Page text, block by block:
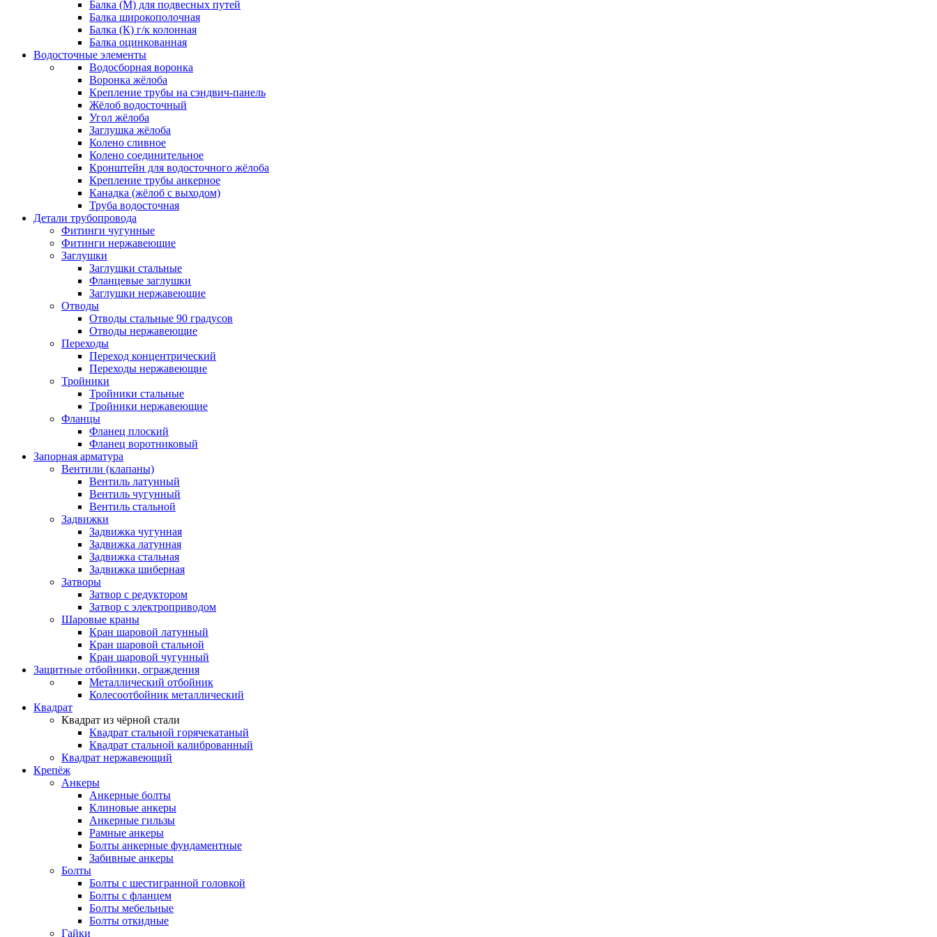
Балка (М) для подвесных путей
Балка широкополочная
Балка (К) г/к колонная
Балка оцинкованная
Водосточные элементы
Водосборная воронка
Воронка жёлоба
Крепление трубы на сэндвич-панель
Жёлоб водосточный
Угол жёлоба
Заглушка жёлоба
Колено сливное
Колено соединительное
Кронштейн для водосточного жёлоба
Крепление трубы анкерное
Канадка (жёлоб с выходом)
Труба водосточная
Детали трубопровода
Фитинги чугунные
Фитинги нержавеющие
Заглушки
Заглушки стальные
Фланцевые заглушки
Заглушки нержавеющие
Отводы
Отводы стальные 90 градусов
Отводы нержавеющие
Переходы
Переход концентрический
Переходы нержавеющие
Тройники
Тройники стальные
Тройники нержавеющие
Фланцы
Фланец плоский
Фланец воротниковый
Запорная арматура
Вентили (клапаны)
Вентиль латунный
Вентиль чугунный
Вентиль стальной
Задвижки
Задвижка чугунная
Задвижка латунная
Задвижка стальная
Задвижка шиберная
Затворы
Затвор с редуктором
Затвор с электроприводом
Шаровые краны
Кран шаровой латунный
Кран шаровой стальной
Кран шаровой чугунный
Защитные отбойники, ограждения
Металлический отбойник
Колесоотбойник металлический
Квадрат
Квадрат из чёрной стали
Квадрат стальной горячекатаный
Квадрат стальной калиброванный
Квадрат нержавеющий
Крепёж
Анкеры
Анкерные болты
Клиновые анкеры
Анкерные гильзы
Рамные анкеры
Болты анкерные фундаментные
Забивные анкеры
Болты
Болты с шестигранной головкой
Болты с фланцем
Болты мебельные
Болты откидные
Гайки